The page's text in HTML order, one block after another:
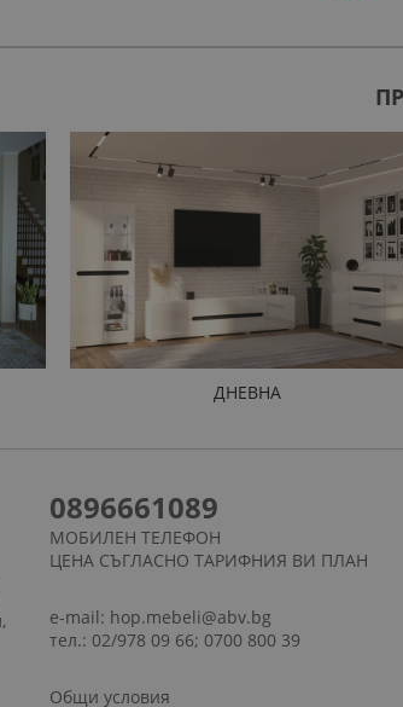
ДНЕВНА
0896661089
МОБИЛЕН ТЕЛЕФОН
ЦЕНА СЪГЛАСНО ТАРИФНИЯ ВИ ПЛАН
e-mail: hop.mebeli@abv.bg
тел.: 02/978 09 66; 0700 800 39
Общи условия